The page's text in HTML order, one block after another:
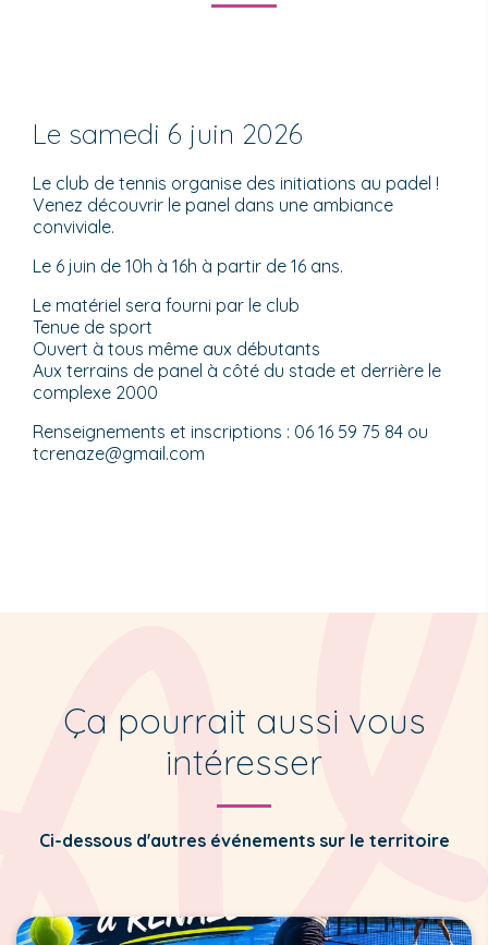
Le samedi 6 juin 2026
Le club de tennis organise des initiations au padel !
Venez découvrir le panel dans une ambiance
conviviale.
Le 6 juin de 10h à 16h à partir de 16 ans.
Le matériel sera fourni par le club
Tenue de sport
Ouvert à tous même aux débutants
Aux terrains de panel à côté du stade et derrière le
complexe 2000
Renseignements et inscriptions : 06 16 59 75 84 ou
tcrenaze@gmail.com
Ça pourrait aussi vous
intéresser
Ci-dessous d'autres événements sur le territoire